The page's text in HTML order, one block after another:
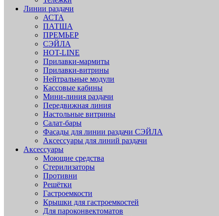
Линии раздачи
АСТА
ПАТША
ПРЕМЬЕР
СЭЙЛА
HOT-LINE
Прилавки-мармиты
Прилавки-витрины
Нейтральные модули
Кассовые кабины
Мини-линия раздачи
Передвижная линия
Настольные витрины
Салат-бары
Фасады для линии раздачи СЭЙЛА
Аксессуары для линий раздачи
Аксессуары
Моющие средства
Стерилизаторы
Противни
Решётки
Гастроемкости
Крышки для гастроемкостей
Для пароконвектоматов